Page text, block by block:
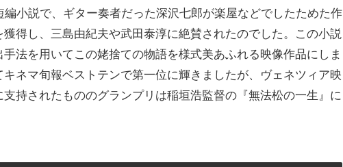
小説で、ギター奏者だった深沢七郎が楽屋などでしたためた作
得し、三島由紀夫や武田泰淳に絶賛されたのでした。この小説
法を用いてこの姥捨ての物語を様式美あふれる映像作品にしま
ネマ旬報ベストテンで第一位に輝きましたが、ヴェネツィア映
持されたもののグランプリは稲垣浩監督の『無法松の一生』に